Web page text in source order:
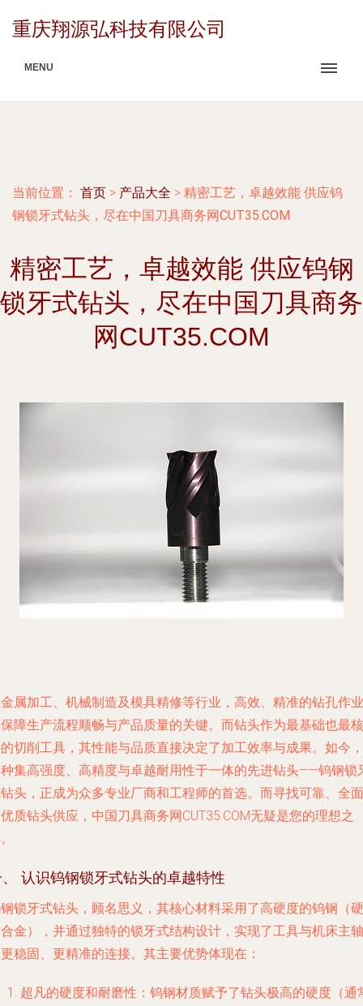
重庆翔源弘科技有限公司
MENU
当前位置： 首页 > 产品大全 > 精密工艺，卓越效能 供应钨
钢锁牙式钻头，尽在中国刀具商务网CUT35.COM
精密工艺，卓越效能 供应钨钢
锁牙式钻头，尽在中国刀具商务
网CUT35.COM
属加工、机械制造及模具精修等行业，高效、精准的钻孔作业
障生产流程顺畅与产品质量的关键。而钻头作为最基础也最核
切削工具，其性能与品质直接决定了加工效率与成果。如今，
集高强度、高精度与卓越耐用性于一体的先进钻头——钨钢锁
头，正成为众多专业厂商和工程师的首选。而寻找可靠、全面
质钻头供应，中国刀具商务网CUT35.COM无疑是您的理想之
认识钨钢锁牙式钻头的卓越特性
锁牙式钻头，顾名思义，其核心材料采用了高硬度的钨钢（硬
金），并通过独特的锁牙式结构设计，实现了工具与机床主轴
稳固、更精准的连接。其主要优势体现在：
超凡的硬度和耐磨性 ：钨钢材质赋予了钻头极高的硬度（通